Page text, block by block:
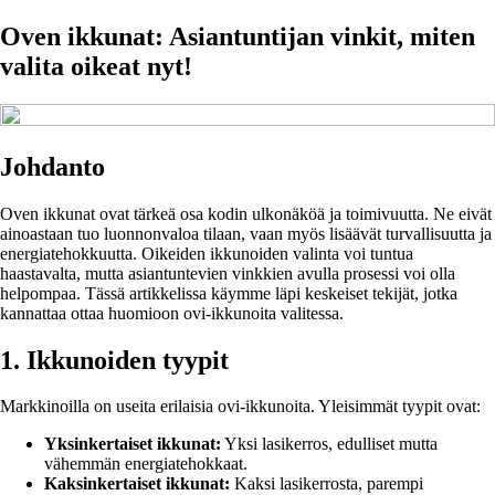
Oven ikkunat: Asiantuntijan vinkit, miten
valita oikeat nyt!
Johdanto
Oven ikkunat ovat tärkeä osa kodin ulkonäköä ja toimivuutta. Ne eivät
ainoastaan tuo luonnonvaloa tilaan, vaan myös lisäävät turvallisuutta ja
energiatehokkuutta. Oikeiden ikkunoiden valinta voi tuntua
haastavalta, mutta asiantuntevien vinkkien avulla prosessi voi olla
helpompaa. Tässä artikkelissa käymme läpi keskeiset tekijät, jotka
kannattaa ottaa huomioon ovi-ikkunoita valitessa.
1. Ikkunoiden tyypit
Markkinoilla on useita erilaisia ovi-ikkunoita. Yleisimmät tyypit ovat:
Yksinkertaiset ikkunat: Yksi lasikerros, edulliset mutta
vähemmän energiatehokkaat.
Kaksinkertaiset ikkunat: Kaksi lasikerrosta, parempi